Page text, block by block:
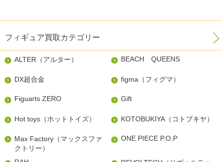
フィギュア買取カテゴリー
ALTER（アルター） BEACH QUEENS
DX超合金 figma（フィグマ）
Figuarts ZERO Gift
Hot toys（ホットトイズ） KOTOBUKIYA（コトブキヤ）
Max Factory（マックスファ
クトリー）
ONE PIECE P.O.P